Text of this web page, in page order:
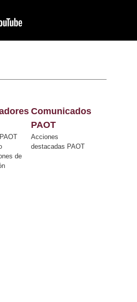
de
Comunicados
PAOT
Acciones
destacadas PAOT